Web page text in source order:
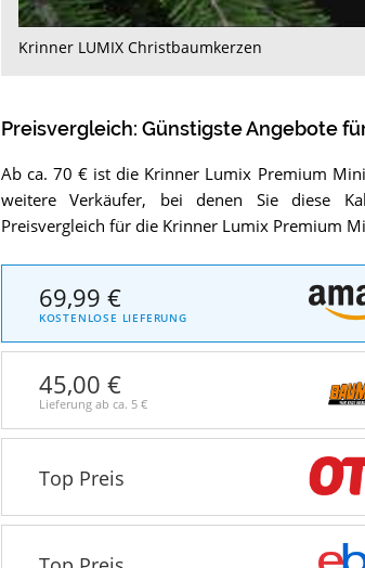
Krinner LUMIX Christbaumkerzen
Preisvergleich: Günstigste Angebote
Ab ca. 70 € ist die Krinner Lumix Premium
weitere Verkäufer, bei denen Sie diese
Preisvergleich für die Krinner Lumix Premium
69,99 €
KOSTENLOSE LIEFERUNG
45,00 €
Lieferung ab ca. 5 €
Top Preis